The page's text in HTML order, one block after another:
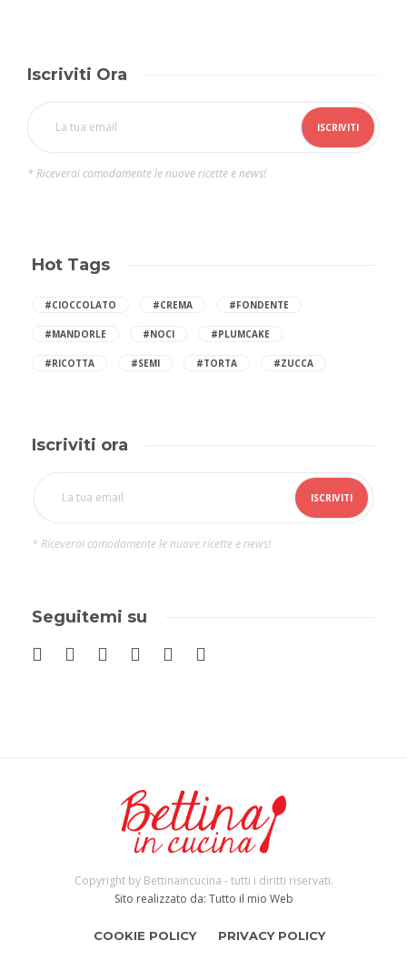
Iscriviti Ora
* Riceverai comodamente le nuove ricette e news!
Hot Tags
#CIOCCOLATO #CREMA #FONDENTE
#MANDORLE #NOCI #PLUMCAKE
#RICOTTA #SEMI #TORTA #ZUCCA
Iscriviti ora
* Riceverai comodamente le nuove ricette e news!
Seguitemi su
Copyright by Bettinaincucina - tutti i diritti riservati.
Sito realizzato da: Tutto il mio Web
COOKIE POLICY PRIVACY POLICY